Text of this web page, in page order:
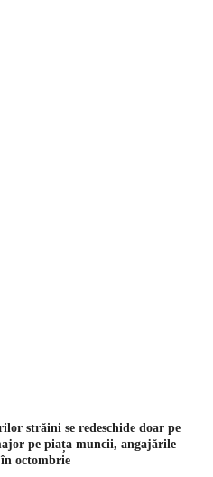
străini se redeschide doar pe
pe piața muncii, angajările –
octombrie